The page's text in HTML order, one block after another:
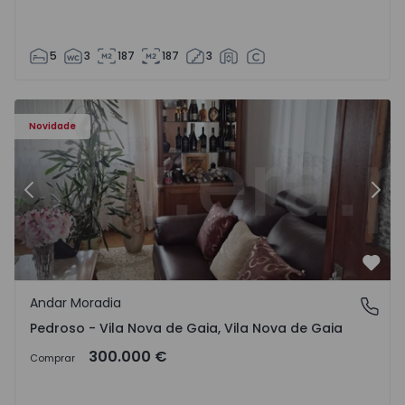
5 3 187 187 3
Novidade
- 1575635 - 12
Andar Moradia T6 Vila Nova de Gaia, Pedroso e Seixezelo
Anterior
Pedroso - Vila Nova de Gaia, Vila Nova de Gaia
Andar Moradia
Pedroso - Vila Nova de Gaia, Vila Nova de Gaia
Comprar 300.000 €